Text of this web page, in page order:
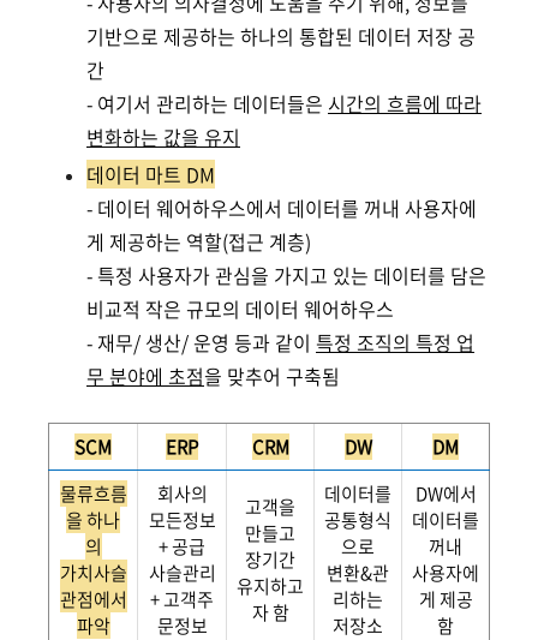
기반으로 제공하는 하나의 통합된 데이터 저장 공
간
- 여기서 관리하는 데이터들은 시간의 흐름에 따라
변화하는 값을 유지
데이터 마트 DM
- 데이터 웨어하우스에서 데이터를 꺼내 사용자에
게 제공하는 역할(접근 계층)
- 특정 사용자가 관심을 가지고 있는 데이터를 담은
비교적 작은 규모의 데이터 웨어하우스
- 재무/ 생산/ 운영 등과 같이 특정 조직의 특정 업
무 분야에 초점을 맞추어 구축됨
SCM ERP CRM DW
DM
물류흐름
을 하나
의
가치사슬
관점에서
파악
회사의
모든정보
+ 공급
사슬관리
+ 고객주
문정보
고객을
만들고
장기간
유지하고
자 함
데이터를
공통형식
으로
변환&관
리하는
저장소
DW에서
데이터를
꺼내
사용자에
게 제공
함